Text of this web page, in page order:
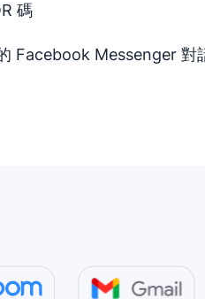
碼
Facebook Messenger 對